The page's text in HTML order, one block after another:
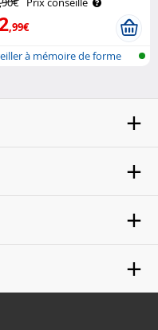
,99€
à mémoire de forme